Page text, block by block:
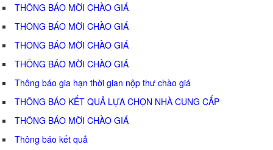
THÔNG BÁO MỜI CHÀO GIÁ
THÔNG BÁO MỜI CHÀO GIÁ
THÔNG BÁO MỜI CHÀO GIÁ
THÔNG BÁO MỜI CHÀO GIÁ
Thông báo gia hạn thời gian nộp thư chào giá
THÔNG BÁO KẾT QUẢ LỰA CHỌN NHÀ CUNG CẤP
THÔNG BÁO MỜI CHÀO GIÁ
Thông báo kết quả